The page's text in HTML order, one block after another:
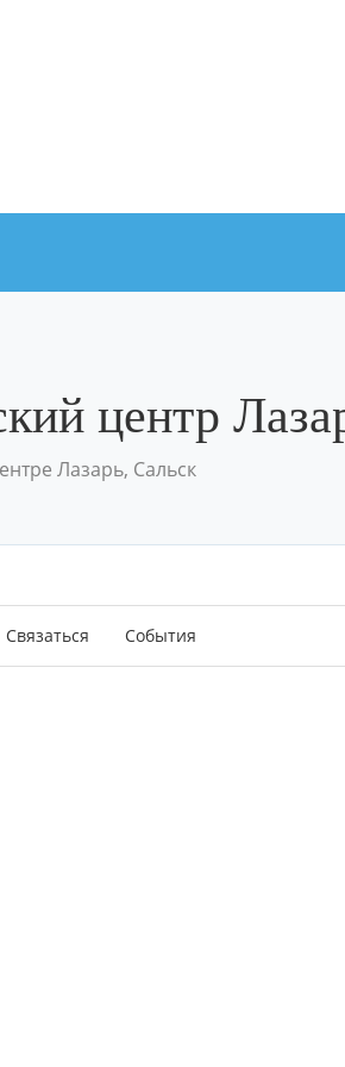
центр
Лазарь, Сальск
Связаться События